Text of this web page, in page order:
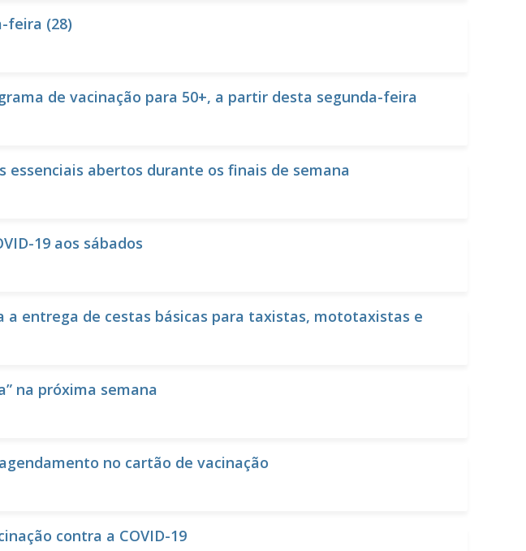
feira (28)
de vacinação para 50+, a partir desta segunda-feira
abertos durante os finais de semana
19 aos sábados
entrega de cestas básicas para taxistas, mototaxistas e
na próxima semana
no cartão de vacinação
contra a COVID-19